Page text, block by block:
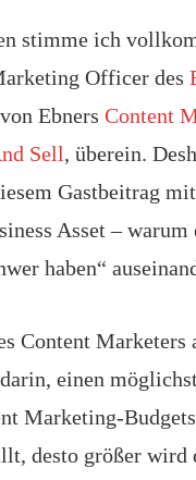
stimme ich
Officer des
Ebners Content
Sell, überein.
Gastbeitrag
Asset –
haben“
Content Marketers
einen
Marketing-
desto größer wird